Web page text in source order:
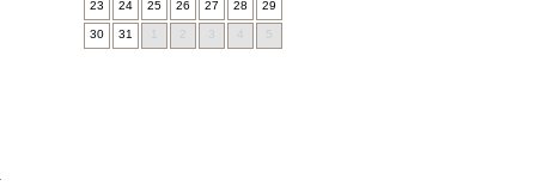
23 24 25 26 27 28 29
30 31